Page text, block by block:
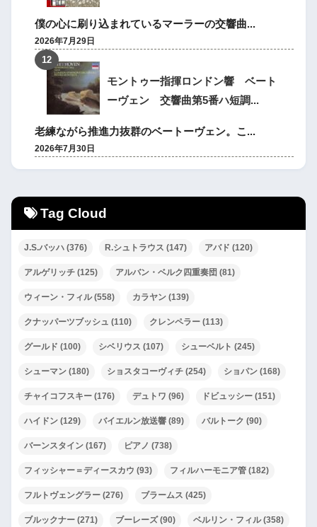
僕の心に刷り込まれているマーラーの交響曲...
2026年7月29日
モントゥー指揮ロンドン響 ベート
ーヴェン 交響曲第5番ハ短調...
老練ながら推進力抜群のベートーヴェン。こ...
2026年7月30日
Tag Cloud
J.S.バッハ (376) R.シュトラウス (147) アバド (120)
アルゲリッチ (125) アルバン・ベルク四重奏団 (81)
ウィーン・フィル(558) カラヤン (139)
クナッパーツブッシュ (110) クレンペラー (113)
グールド (100) シベリウス (107) シューベルト (245)
シューマン (180) ショスタコーヴィチ (254) ショパン (168)
チャイコフスキー (176) デュトワ (96) ドビュッシー (151)
ハイドン (129) バイエルン放送響 (89) バルトーク (90)
バーンスタイン (167) ピアノ (738)
フィッシャー＝ディースカウ (93) フィルハーモニア管 (182)
フルトヴェングラー (276) ブラームス (425)
ブルックナー (271) ブーレーズ(90) ベルリン・フィル(358)